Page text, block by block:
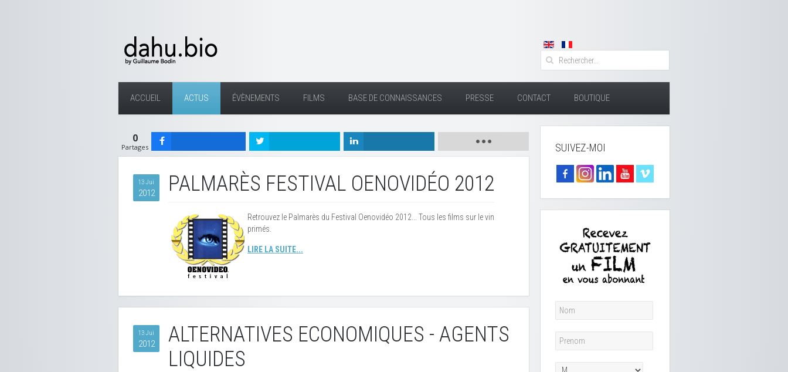
ACCUEIL ACTUS ÉVÈNEMENTS FILMS BASE DE CONNAISSANCES PRESSE CONTACT BOUTIQUE
0
Partages
13 Jui
2012 PALMARÈS FESTIVAL OENOVIDÉO 2012
Retrouvez le Palmarès du Festival Oenovidéo 2012... Tous les films sur le vin
primés.
LIRE LA SUITE...
13 Jui
2012
ALTERNATIVES ECONOMIQUES - AGENTS
LIQUIDES
SUIVEZ-MOI